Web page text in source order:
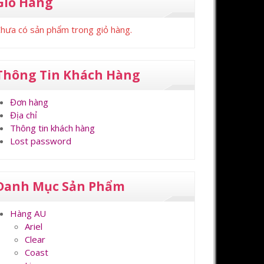
có sản phẩm trong giỏ hàng.
Tin Khách Hàng
Đơn hàng
Địa chỉ
Thông tin khách hàng
Lost password
Mục Sản Phẩm
Hàng AU
Ariel
Clear
Coast